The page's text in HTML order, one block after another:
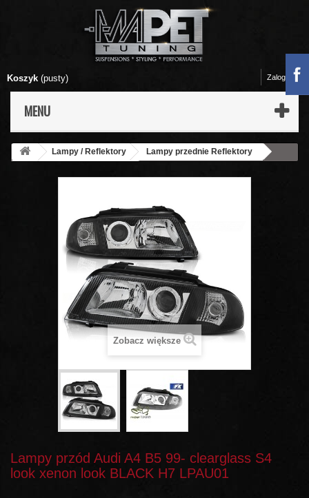
Koszyk (pusty)
MENU
Zaloguj się
Lampy / Reflektory
Lampy przednie Reflektory
Zobacz większe
Lampy przód Audi A4 B5 99- clearglass S4
look xenon look BLACK H7 LPAU01